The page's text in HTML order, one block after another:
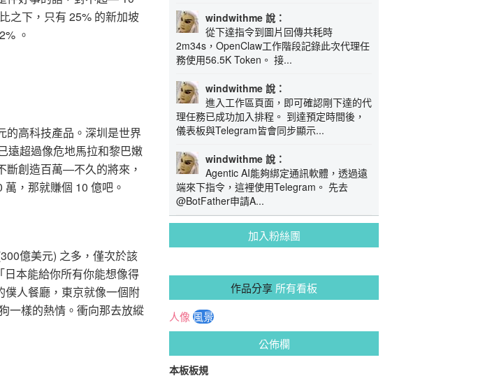
之下，只有 25% 的新加坡
。
的高科技產品。深圳是世界
遠超過像危地馬拉和黎巴嫩
斷創造百萬—不久的將來，
，那就賺個 10 億吧。
億美元) 之多，僅次於該
本能給你所有你能想像得
僕人餐廳，東京就像一個附
一樣的熱情。衝向那去放縱
windwithme 說：
從下達指令到圖片回傳共耗時
2m34s，OpenClaw工作階段記錄此次代理任
務使用56.5K Token。 接...
windwithme 說：
進入工作區頁面，即可確認剛下達的代
理任務已成功加入排程。 到達預定時間後，
儀表板與Telegram皆會同步顯示...
windwithme 說：
Agentic AI能夠綁定通訊軟體，透過遠
端來下指令，這裡使用Telegram。 先去
@BotFather申請A...
加入粉絲團
作品分享 所有看板
人像 風景
公佈欄
本板板規